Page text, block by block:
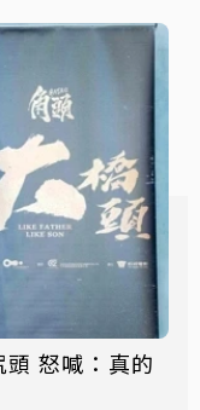
怒喊：真的